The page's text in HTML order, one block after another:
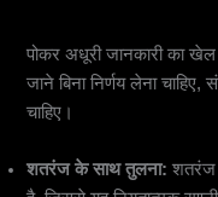
पोकर अधूरी जानकारी का खेल
जाने बिना निर्णय लेना
चाहिए।
शतरंज के साथ तुलना:शतरंज